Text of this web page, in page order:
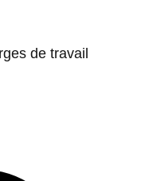
de travail